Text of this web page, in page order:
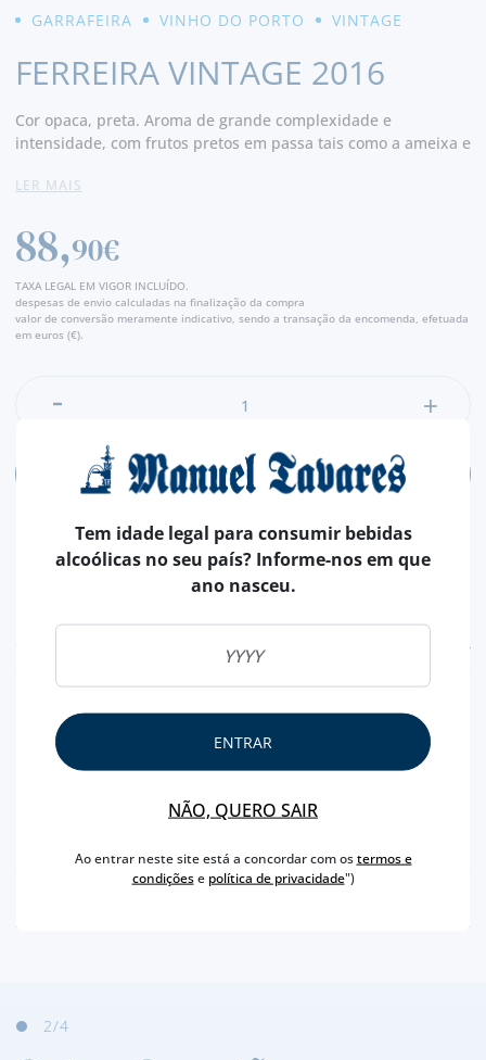
GARRAFEIRA VINHO DO PORTO VINTAGE
FERREIRA VINTAGE 2016
Cor opaca, preta. Aroma de grande complexidade e
intensidade, com frutos pretos em passa tais como a ameixa e
alcaçuz, cacau e chocolate, fruto de uma excelente
integrada apresentando notas a chocolate de leite com ginja e
um final de grande longevidade e complexidade.
LER MAIS
88,90€
TAXA LEGAL EM VIGOR INCLUÍDO.
despesas de envio calculadas na finalização da compra
valor de conversão meramente indicativo, sendo a transação da encomenda, efetuada
em euros (€).
ADICIONAR
MARCA
CAPACIDADE 75 CL
SOGRAPE
3/4
Tem idade legal para consumir bebidas
alcoólicas no seu país? Informe-nos em que
ano nasceu.
ENTRAR
NÃO, QUERO SAIR
Ao entrar neste site está a concordar com ostermos e
condiçõese política de privacidade")